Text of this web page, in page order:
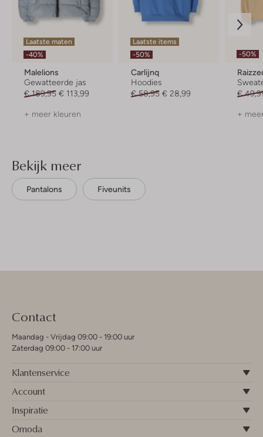
Laatste maten
-40%
Malelions
Gewatteerde jas
€ 189,95 € 113,99
+ meer kleuren
Laatste items
-50%
Carlijnq
Hoodies
€ 58,95 € 28,99
-50%
€
+
Bekijk meer
Pantalons Fiveunits
Contact
Maandag - Vrijdag 09:00 - 19:00 uur
Zaterdag 09:00 - 17:00 uur
Klantenservice
Account
Inspiratie
Omoda